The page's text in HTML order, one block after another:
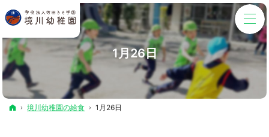
1月26日
ホーム
境川幼稚園の給食 1月26日